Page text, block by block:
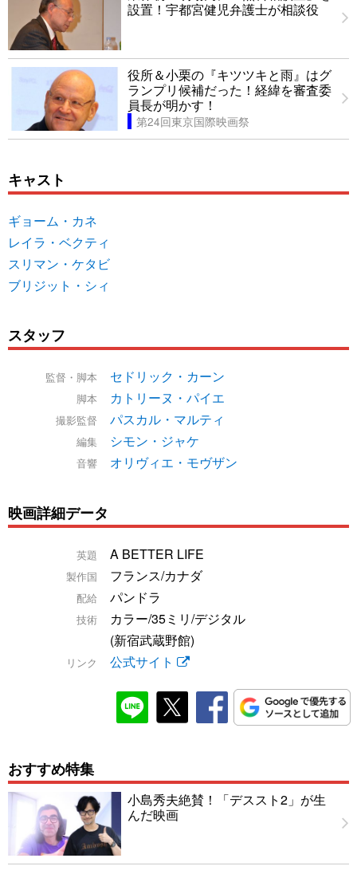
設置！宇都宮健児弁護士が相談役
役所＆小栗の『キツツキと雨』はグ
ランプリ候補だった！経緯を審査委
員長が明かす！
第24回東京国際映画祭
キャスト
ギョーム・カネ
レイラ・ベクティ
スリマン・ケタビ
ブリジット・シィ
スタッフ
監督・脚本 セドリック・カーン
脚本 カトリーヌ・パイエ
撮影監督 パスカル・マルティ
編集 シモン・ジャケ
音響 オリヴィエ・モヴザン
映画詳細データ
英題 A BETTER LIFE
製作国 フランス/カナダ
配給 パンドラ
技術
カラー/35ミリ/デジタル
(新宿武蔵野館)
リンク 公式サイト
おすすめ特集
小島秀夫絶賛！「デススト2」が生
んだ映画